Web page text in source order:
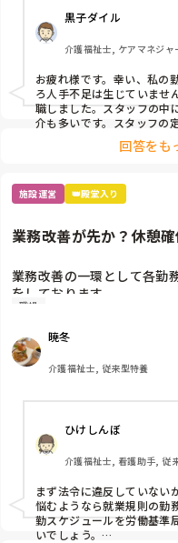
黒子ダイル
介護福祉士, ケアマネジ
お疲れ様です。幸い、私の
ろ人手不足は生じていませ
職しました。スタッフの中
介も多いです。スタッフの
設けています。勤務時間に
したり、休んだ場合、応援
回答をも
施設運営 👑殿堂入り
業務改善が先か？休憩
業務改善の一環として各勤
をしております。
ただ、夜勤業務の見直しを
務内容を充実させたいとの
めてくるのに対して、現場
いのはおかしいからまず
するのが筋だとの意見が
ちなみに三交代の夜勤です
す。皆さんのところでは休
すか？その上で業務改善に
ご意見お待ちしております
職場
暁冬
介護福祉士, 従来型特養
ひけしんぼ
介護福祉士, 看護助手, 従
まず法令に違反していない
悩むようなら就業規則の勤
勤スケジュールを労働基準
いでしょう。